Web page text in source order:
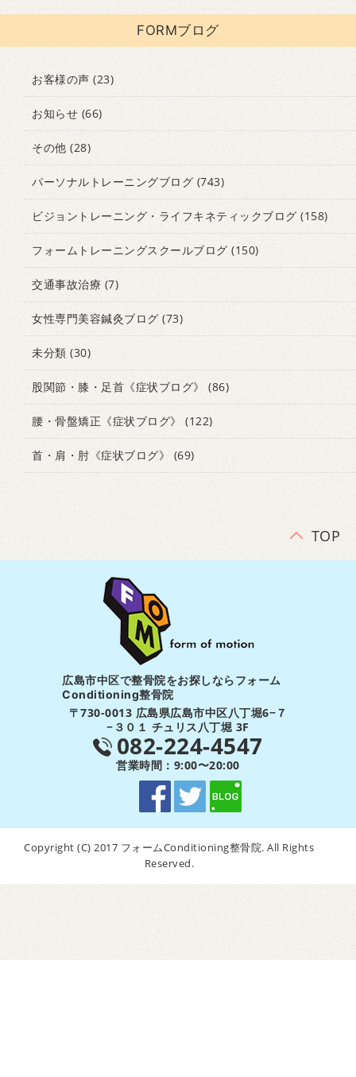
FORMブログ
お客様の声 (23)
お知らせ (66)
その他 (28)
パーソナルトレーニングブログ (743)
ビジョントレーニング・ライフキネティックブログ (158)
フォームトレーニングスクールブログ (150)
交通事故治療 (7)
女性専門美容鍼灸ブログ (73)
未分類 (30)
股関節・膝・足首《症状ブログ》 (86)
腰・骨盤矯正《症状ブログ》 (122)
首・肩・肘《症状ブログ》 (69)
TOP
広島市中区で整骨院をお探しならフォーム
Conditioning整骨院
〒730-0013 広島県広島市中区八丁堀6−７
−３０１ チュリス八丁堀 3F
082-224-4547
営業時間：9:00〜20:00
Copyright (C) 2017 フォームConditioning整骨院. All Rights
Reserved.